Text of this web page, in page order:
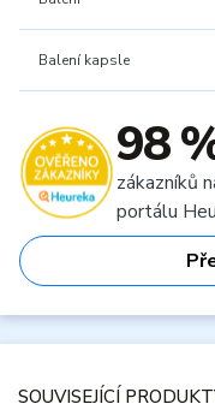
Balení kapsle
98
zákazníků
portálu
SOUVISEJÍCÍ